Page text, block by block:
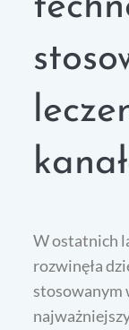
W ostatnich
rozwinęła
stosowanym